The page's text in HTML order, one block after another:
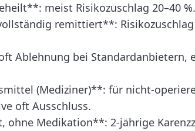
meist Risikozuschlag 20–40 %.
remittiert**: Risikozuschlag
Ablehnung bei Standardanbietern,
(Mediziner)**: für nicht-
oft Ausschluss.
Medikation**: 2-jährige